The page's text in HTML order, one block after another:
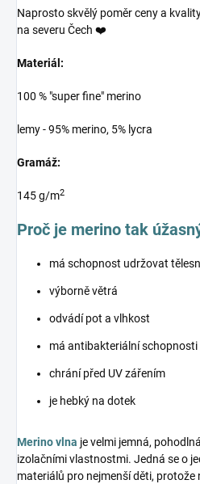
Naprosto skvělý poměr ceny a
na severu Čech ❤️
Materiál:
100 % "super fine" merino
lemy - 95% merino, 5% lycra
Gramáž:
145 g/m2
Proč je merino tak
má schopnost udržovat
výborně větrá
odvádí pot a vlhkost
má antibakteriální
chrání před UV zářením
je hebký na dotek
Merino vlna je velmi jemná,
izolačními vlastnostmi. Jedná se o
materiálů pro nejmenší děti,